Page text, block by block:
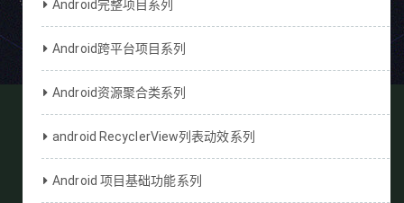
Android完整项目系列
Android跨平台项目系列
Android资源聚合类系列
android RecyclerView列表动效系列
Android 项目基础功能系列